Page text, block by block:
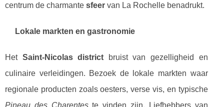
centrum de charmante sfeer van La Rochelle benadrukt.
Lokale markten en gastronomie
Het Saint-Nicolas district bruist van gezelligheid en
culinaire verleidingen. Bezoek de lokale markten waar
regionale producten zoals oesters, verse vis, en typische
Pineau des Charenteste vinden zijn. Liefhebbers van